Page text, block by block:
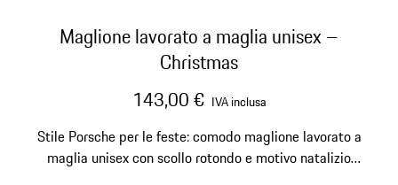
Maglione lavorato a maglia unisex –
Christmas
143,00 € IVA inclusa
Stile Porsche per le feste: comodo maglione lavorato a
maglia unisex con scollo rotondo e motivo natalizio